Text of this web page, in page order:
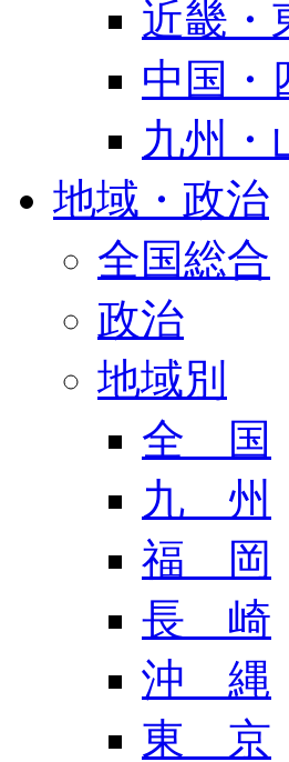
近畿・
中国・
九州・
地域・政治
全国総合
政治
地域別
全 国
九 州
福 岡
長 崎
沖 縄
東 京